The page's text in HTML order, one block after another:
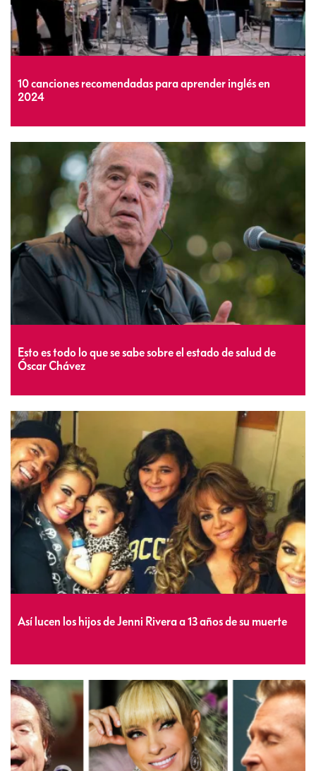
10 canciones recomendadas para aprender inglés en
2024
Esto es todo lo que se sabe sobre el estado de salud de
Óscar Chávez
Así lucen los hijos de Jenni Rivera a 13 años de su muerte